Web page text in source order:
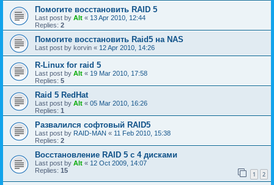
Помогите восстановить RAID 5
Last post by Alt « 13 Apr 2010, 12:44
Replies: 2
Помогите восстановить Raid5 на NAS
Last post by korvin « 12 Apr 2010, 14:26
R-Linux for raid 5
Last post by Alt « 19 Mar 2010, 17:58
Replies: 5
Raid 5 RedHat
Last post by Alt « 05 Mar 2010, 16:26
Replies: 1
Развалился софтовый RAID5
Last post by RAID-MAN « 11 Feb 2010, 15:38
Replies: 2
Восстановление RAID 5 с 4 дисками
Last post by Alt « 12 Oct 2009, 14:07
Replies: 15 1 2